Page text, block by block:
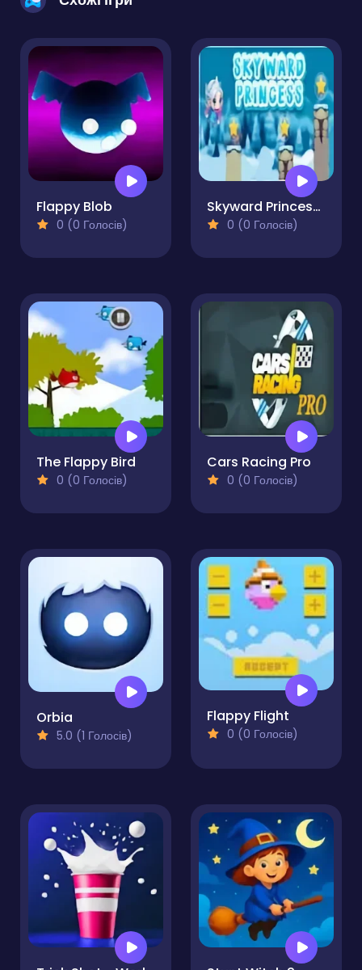
Flappy Blob
0 (0 Голосів)
Skyward Princess Pro
0 (0 Голосів)
The Flappy Bird
0 (0 Голосів)
Cars Racing Pro
0 (0 Голосів)
Orbia
5.0 (1 Голосів)
Flappy Flight
0 (0 Голосів)